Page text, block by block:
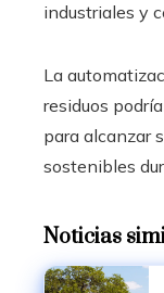
industriales y
La
residuos
para alcanzar
sostenibles
Noticias